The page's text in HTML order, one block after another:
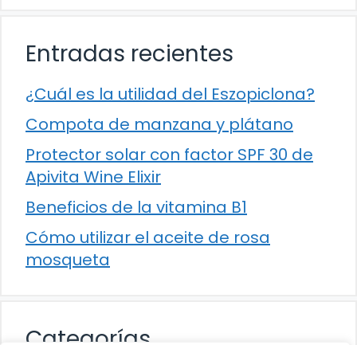
Entradas recientes
¿Cuál es la utilidad del Eszopiclona?
Compota de manzana y plátano
Protector solar con factor SPF 30 de
Apivita Wine Elixir
Beneficios de la vitamina B1
Cómo utilizar el aceite de rosa
mosqueta